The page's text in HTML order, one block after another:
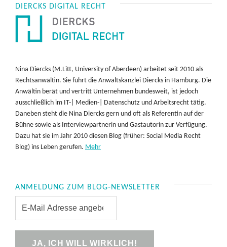
DIERCKS DIGITAL RECHT
Nina Diercks (M.Litt, University of Aberdeen) arbeitet seit 2010 als
Rechtsanwältin. Sie führt die Anwaltskanzlei Diercks in Hamburg. Die
Anwältin berät und vertritt Unternehmen bundesweit, ist jedoch
ausschließlich im IT-| Medien-| Datenschutz und Arbeitsrecht tätig.
Daneben steht die Nina Diercks gern und oft als Referentin auf der
Bühne sowie als Interviewpartnerin und Gastautorin zur Verfügung.
Dazu hat sie im Jahr 2010 diesen Blog (früher: Social Media Recht
Blog) ins Leben gerufen. Mehr
ANMELDUNG ZUM BLOG-NEWSLETTER